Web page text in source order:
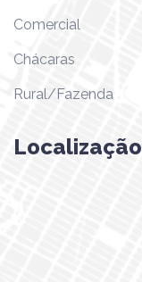
Comercial
Chácaras
Rural/Fazenda
Localização